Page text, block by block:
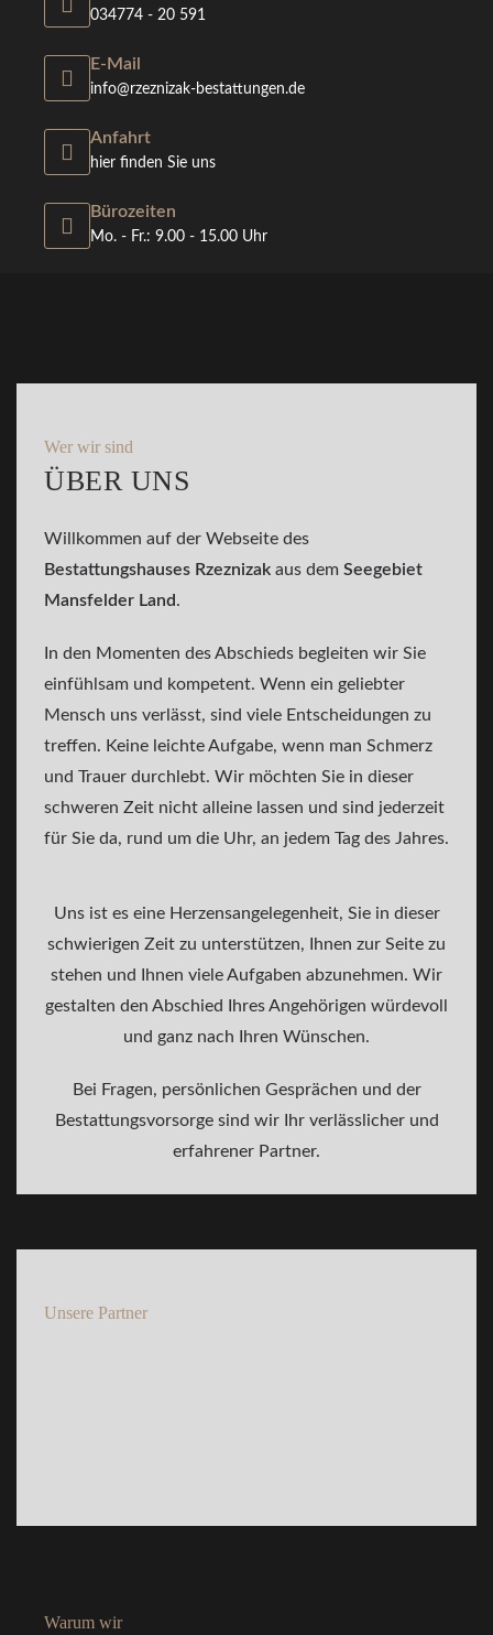
034774 - 20 591
E-Mail
info@rzeznizak-bestattungen.de
Anfahrt
hier finden Sie uns
Bürozeiten
Mo. - Fr.: 9.00 - 15.00 Uhr
Wer wir sind
ÜBER UNS
Willkommen auf der Webseite des
Bestattungshauses Rzeznizak aus dem Seegebiet
Mansfelder Land.
In den Momenten des Abschieds begleiten wir Sie
einfühlsam und kompetent. Wenn ein geliebter
Mensch uns verlässt, sind viele Entscheidungen zu
treffen. Keine leichte Aufgabe, wenn man Schmerz
und Trauer durchlebt. Wir möchten Sie in dieser
schweren Zeit nicht alleine lassen und sind jederzeit
für Sie da, rund um die Uhr, an jedem Tag des Jahres.
Uns ist es eine Herzensangelegenheit, Sie in dieser
schwierigen Zeit zu unterstützen, Ihnen zur Seite zu
stehen und Ihnen viele Aufgaben abzunehmen. Wir
gestalten den Abschied Ihres Angehörigen würdevoll
und ganz nach Ihren Wünschen.
Bei Fragen, persönlichen Gesprächen und der
Bestattungsvorsorge sind wir Ihr verlässlicher und
erfahrener Partner.
Unsere Partner
Warum wir